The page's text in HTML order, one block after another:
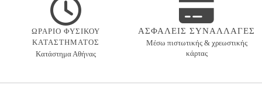
ΩΡΑΡΙΟ ΦΥΣΙΚΟΥ
ΚΑΤΑΣΤΗΜΑΤΟΣ
Κατάστημα Αθήνας
ΑΣΦΑΛΕΙΣ ΣΥΝΑΛΛΑΓΕΣ
Μέσω πιστωτικής & χρεωστικής
κάρτας